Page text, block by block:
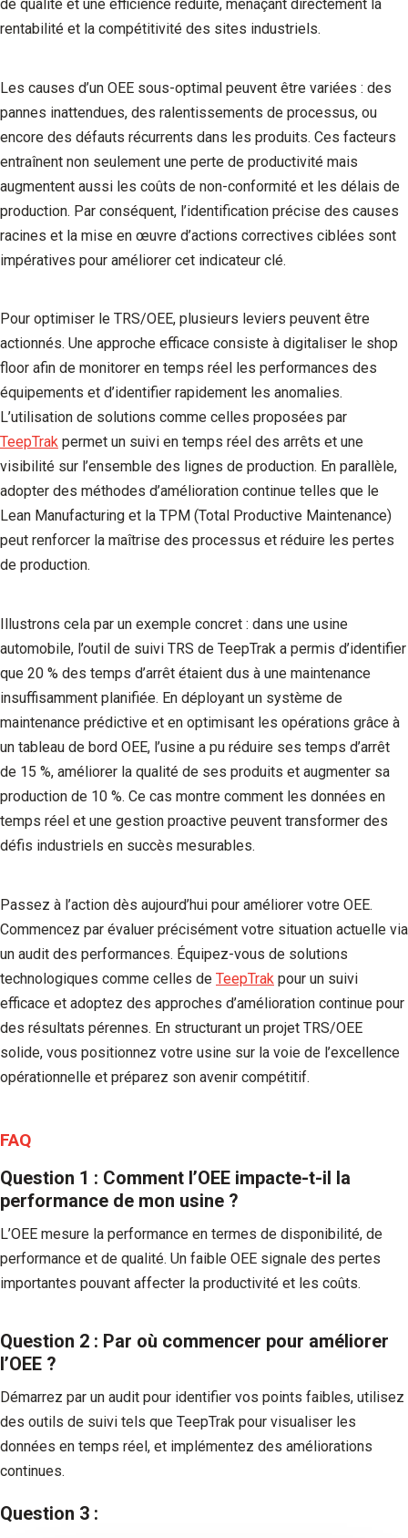
de qualité et une efficience réduite, menaçant directement la
rentabilité et la compétitivité des sites industriels.
Les causes d’un OEE sous-optimal peuvent être variées : des
pannes inattendues, des ralentissements de processus, ou
encore des défauts récurrents dans les produits. Ces facteurs
entraînent non seulement une perte de productivité mais
augmentent aussi les coûts de non-conformité et les délais de
production. Par conséquent, l’identification précise des causes
racines et la mise en œuvre d’actions correctives ciblées sont
impératives pour améliorer cet indicateur clé.
Pour optimiser le TRS/OEE, plusieurs leviers peuvent être
actionnés. Une approche efficace consiste à digitaliser le shop
floor afin de monitorer en temps réel les performances des
équipements et d’identifier rapidement les anomalies.
L’utilisation de solutions comme celles proposées par
TeepTrak permet un suivi en temps réel des arrêts et une
visibilité sur l’ensemble des lignes de production. En parallèle,
adopter des méthodes d’amélioration continue telles que le
Lean Manufacturing et la TPM (Total Productive Maintenance)
peut renforcer la maîtrise des processus et réduire les pertes
de production.
Illustrons cela par un exemple concret : dans une usine
automobile, l’outil de suivi TRS de TeepTrak a permis d’identifier
que 20 % des temps d’arrêt étaient dus à une maintenance
insuffisamment planifiée. En déployant un système de
maintenance prédictive et en optimisant les opérations grâce à
un tableau de bord OEE, l’usine a pu réduire ses temps d’arrêt
de 15 %, améliorer la qualité de ses produits et augmenter sa
production de 10 %. Ce cas montre comment les données en
temps réel et une gestion proactive peuvent transformer des
défis industriels en succès mesurables.
Passez à l’action dès aujourd’hui pour améliorer votre OEE.
Commencez par évaluer précisément votre situation actuelle via
un audit des performances. Équipez-vous de solutions
technologiques comme celles de TeepTrak pour un suivi
efficace et adoptez des approches d’amélioration continue pour
des résultats pérennes. En structurant un projet TRS/OEE
solide, vous positionnez votre usine sur la voie de l’excellence
opérationnelle et préparez son avenir compétitif.
FAQ
Question 1 : Comment l’OEE impacte-t-il la
performance de mon usine ?
L’OEE mesure la performance en termes de disponibilité, de
performance et de qualité. Un faible OEE signale des pertes
importantes pouvant affecter la productivité et les coûts.
Question 2 : Par où commencer pour améliorer
l’OEE ?
Démarrez par un audit pour identifier vos points faibles, utilisez
des outils de suivi tels que TeepTrak pour visualiser les
données en temps réel, et implémentez des améliorations
continues.
Question 3 :